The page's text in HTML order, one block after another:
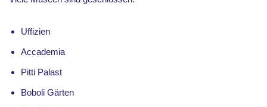
Uffizien
Accademia
Pitti Palast
Boboli Gärten